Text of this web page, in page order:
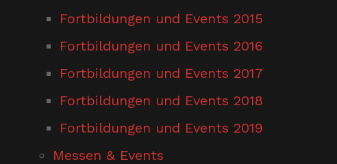
Fortbildungen und Events 2015
Fortbildungen und Events 2016
Fortbildungen und Events 2017
Fortbildungen und Events 2018
Fortbildungen und Events 2019
Messen & Events